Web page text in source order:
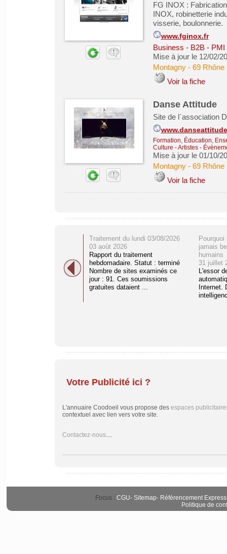
FG INOX :
INOX, robinetterie
visserie, boulonnerie.
www.fginox.fr
Business - B2B - PMI
Mise à jour le 12/02/
Montagny- 69 Rhône
Voir la fiche
Danse Attitude
Site de l´association
Formation, Éducation,
Culture - Artistes -
Mise à jour le 01/10/
Montagny- 69 Rhône
Voir la fiche
Traitement du lundi 03/08/2026
03 août 2026
Rapport du traitement
hebdomadaire. Statut : terminé
Nombre de sites examinés ce
jour : 91. Ces soumissions
gratuites dataient ...
jamais
humains
31 juillet
L'essor
Internet.
Votre Publicité ici ?
L'annuaire Coodoeil vous propose des espaces
contextuel avec lien vers votre site.
Contactez-nous....
Focus : CGU- Sitemap- Référencement Express
Politique de